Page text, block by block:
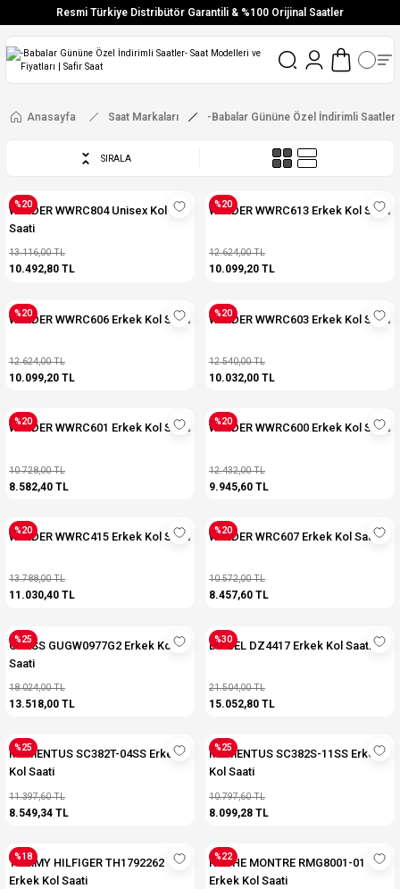
Resmi Türkiye Distribütör Garantili & %100 Orijinal Saatler
Vade Farksız 6 Taksit
Ücretsiz Kargo
Anasayfa Saat Markaları -Babalar Gününe Özel İndirimli Saatler-
SIRALA
%20
WELDER WWRC804 Unisex Kol
Saati
13.116,00 TL
10.492,80 TL
%20
WELDER WWRC613 Erkek Kol Saati
12.624,00 TL
10.099,20 TL
%20
WELDER WWRC606 Erkek Kol Saati
12.624,00 TL
10.099,20 TL
%20
WELDER WWRC603 Erkek Kol Saati
12.540,00 TL
10.032,00 TL
%20
WELDER WWRC601 Erkek Kol Saati
10.728,00 TL
8.582,40 TL
%20
WELDER WWRC600 Erkek Kol Saati
12.432,00 TL
9.945,60 TL
%20
WELDER WWRC415 Erkek Kol Saati
13.788,00 TL
11.030,40 TL
%20
WELDER WRC607 Erkek Kol Saati
10.572,00 TL
8.457,60 TL
%25
GUESS GUGW0977G2 Erkek Kol
Saati
18.024,00 TL
13.518,00 TL
%30
DIESEL DZ4417 Erkek Kol Saati
21.504,00 TL
15.052,80 TL
%25
MOMENTUS SC382T-04SS Erkek
Kol Saati
11.397,60 TL
8.549,34 TL
%25
MOMENTUS SC382S-11SS Erkek
Kol Saati
10.797,60 TL
8.099,28 TL
%18
TOMMY HILFIGER TH1792262
Erkek Kol Saati
%22
ROCHE MONTRE RMG8001-01
Erkek Kol Saati